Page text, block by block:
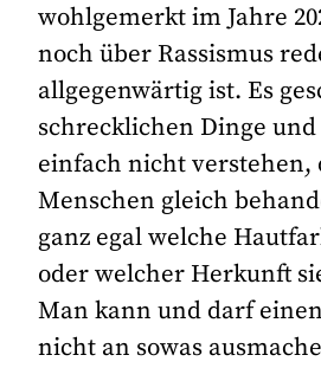
wohlgemerkt im Jahre
noch über Rassismus
allgegenwärtig ist. Es
schrecklichen Dinge
einfach nicht verstehen,
Menschen gleich
ganz egal welche
oder welcher Herkunft
Man kann und darf
nicht an sowas